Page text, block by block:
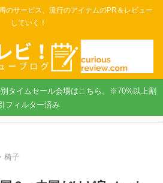
のサービス、流行のアイテムのPR＆レビュー
していく！
別タイムセール会場はこちら。※70%以上割
フィルター済み
椅子